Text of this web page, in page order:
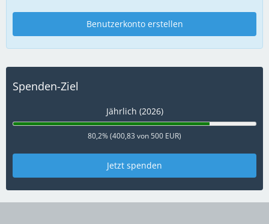
Benutzerkonto erstellen
Spenden-Ziel
Jährlich (2026)
80,2% (400,83 von 500 EUR)
Jetzt spenden